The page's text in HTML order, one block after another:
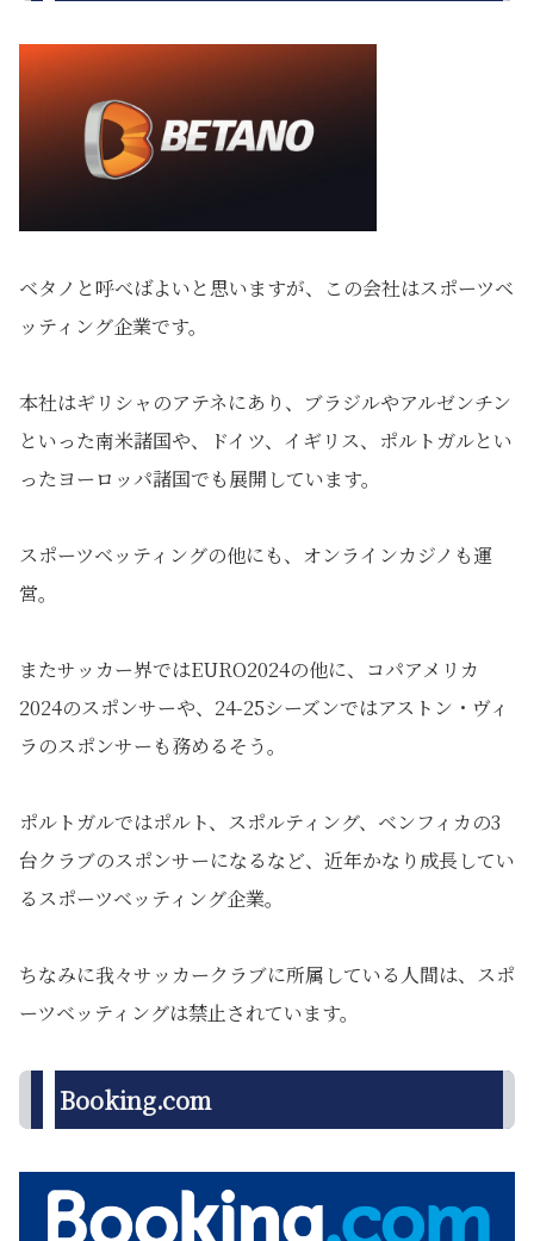
ベタノと呼べばよいと思いますが、この会社はスポーツベ
ッティング企業です。
本社はギリシャのアテネにあり、ブラジルやアルゼンチン
といった南米諸国や、ドイツ、イギリス、ポルトガルとい
ったヨーロッパ諸国でも展開しています。
スポーツベッティングの他にも、オンラインカジノも運
営。
またサッカー界ではEURO2024の他に、コパアメリカ
2024のスポンサーや、24-25シーズンではアストン・ヴィ
ラのスポンサーも務めるそう。
ポルトガルではポルト、スポルティング、ベンフィカの3
台クラブのスポンサーになるなど、近年かなり成長してい
るスポーツベッティング企業。
ちなみに我々サッカークラブに所属している人間は、スポ
ーツベッティングは禁止されています。
Booking.com